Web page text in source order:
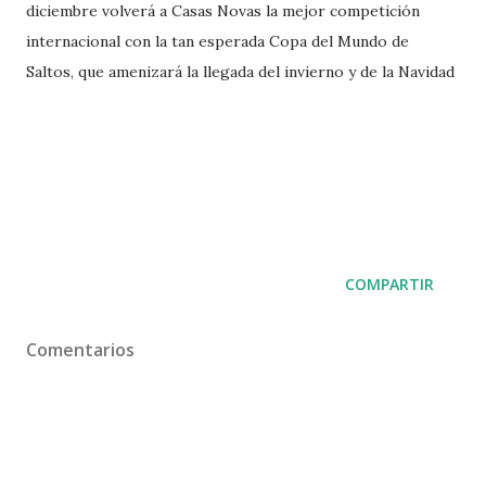
diciembre volverá a Casas Novas la mejor competición
internacional con la tan esperada Copa del Mundo de
Saltos, que amenizará la llegada del invierno y de la Navidad
COMPARTIR
Comentarios